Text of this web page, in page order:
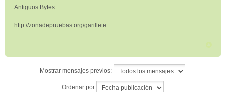
Antiguos Bytes.
http://zonadepruebas.org/garillete
Mostrar mensajes previos:
Ordenar por